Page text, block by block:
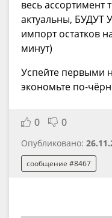
весь ассортимент
актуальны,
импорт остатков
минут)
Успейте первыми
экономьте по-
0 0
Опубликовано:
сообщение #8467